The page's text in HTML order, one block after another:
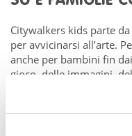
Citywalkers kids parte
per avvicinarsi all’arte.
anche per bambini fin
gioco, delle immagini,
“L’obiettivo non è
curiosità, facendo
luoghi che spesso